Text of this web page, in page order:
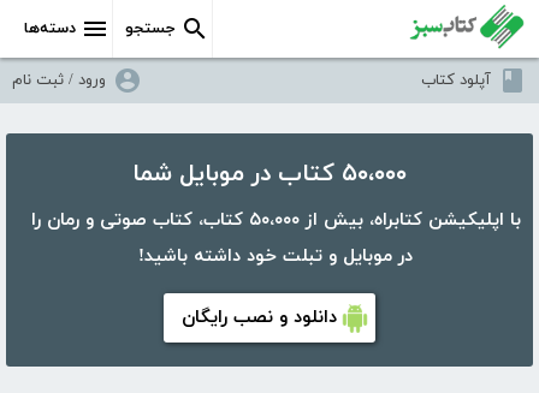
دسته‌ها جستجو
آپلود کتاب ورود / ثبت نام
۵۰،۰۰۰ کتاب در موبایل شما
با اپلیکیشن کتابراه، بیش از ۵۰،۰۰۰ کتاب، کتاب صوتی و رمان را
در موبایل و تبلت خود داشته باشید!
دانلود و نصب رایگان